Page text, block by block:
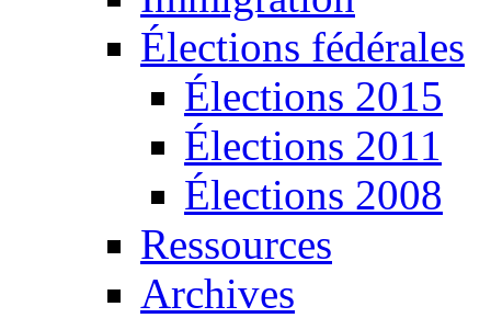
Élections fédérales
Élections 2015
Élections 2011
Élections 2008
Ressources
Archives